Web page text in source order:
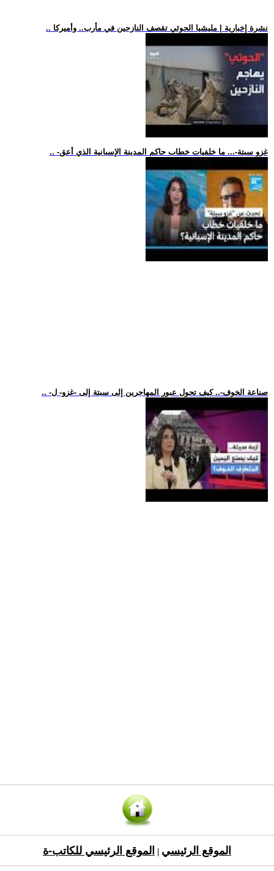
.. نشرة إخبارية | مليشيا الحوثي تقصف النازحين في مأرب.. وأميركا
.. -غزو سبتة-... ما خلفيات خطاب حاكم المدينة الإسبانية الذي أعق
.. -صناعة الخوف-.. كيف تحول عبور المهاجرين إلى سبتة إلى -غزو- ل
الموقع الرئيسي الموقع الرئيسي للكاتب-ة